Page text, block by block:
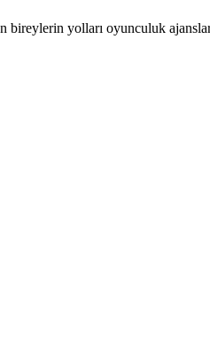
yolları oyunculuk